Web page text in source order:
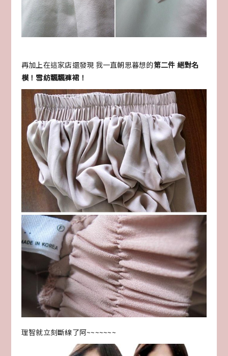
再加上在這家店還發現 我一直朝思暮想的第二件 絕對名
模！雪紡飄飄褲裙！
理智就立刻斷線了阿~~~~~~~